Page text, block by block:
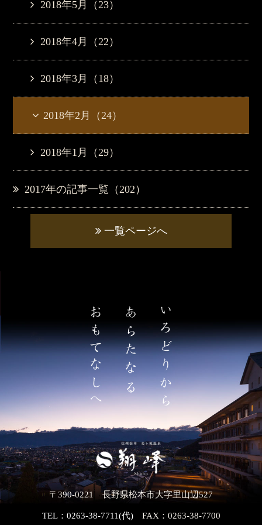
2018年5月（23）
2018年4月（22）
2018年3月（18）
2018年2月（24）
2018年1月（29）
2017年の記事一覧（202）
一覧ページへ
〒390-0221 長野県松本市大字里山辺527
TEL：0263-38-7711(代)FAX：0263-38-7700